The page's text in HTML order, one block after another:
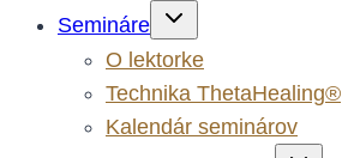
Semináre
Toggle
menu
O lektorke
Technika ThetaHealing®
Kalendár seminárov